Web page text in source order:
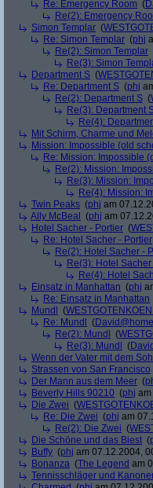
Re: Emergency Room (
Re(2): Emergency
Simon Templar (
Re: Simon Templar (phj
Re(2): Simon Templar
Re(3): Simon
Department S (
Re: Department S (phj
Re(2): Department S (
Re(3): Department
Re(4):
Mit Schirm, Charme und
Mission: Impossible (old
Re: Mission: Impossible
Re(2): Mission:
Re(3): Mission:
Re(4): Mission:
Twin Peaks (phj am
Ally McBeal
(phj am
Hotel Sacher - Portier (
Re: Hotel Sacher - Portier
Re(2): Hotel Sacher -
Re(3): Hotel
Re(4): Hotel
Einsatz in Manhattan (phj
Re: Einsatz in Manhattan
Mundl
(
Re: Mundl
(David@home
Re(2): Mundl
(
Re(3): Mundl
(
Wenn der Vater mit dem
Strassen von San Francisco
Der Mann aus dem Meer (
Beverly Hills 90210 (phj
Die Zwei (
Re: Die Zwei (phj am
Re(2): Die Zwei (
Die Schöne und das Biest (
Buffy (phj am 07.12.2004,
Bonanza (The Legend am
Tennisschläger und